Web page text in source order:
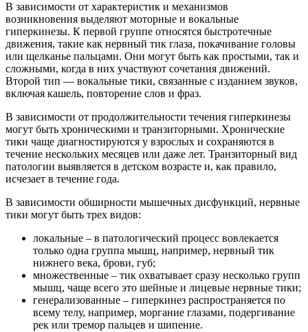
В зависимости от характеристик и механизмов
возникновения выделяют моторные и вокальные
гиперкинезы. К первой группе относятся быстротечные
движения, такие как нервный тик глаза, покачивание головы
или щелканье пальцами. Они могут быть как простыми, так и
сложными, когда в них участвуют сочетания движений.
Второй тип — вокальные тики, связанные с изданием звуков,
включая кашель, повторение слов и фраз.
В зависимости от продолжительности течения гиперкинезы
могут быть хроническими и транзиторными. Хронические
тики чаще диагностируются у взрослых и сохраняются в
течение нескольких месяцев или даже лет. Транзиторный вид
патологии выявляется в детском возрасте и, как правило,
исчезает в течение года.
В зависимости обширности мышечных дисфункций, нервные
тики могут быть трех видов:
локальные – в патологический процесс вовлекается
только одна группа мышц, например, нервный тик
нижнего века, брови, губ;
множественные – тик охватывает сразу несколько групп
мышц, чаще всего это шейные и лицевые нервные тики;
генерализованные – гиперкинез распространяется по
всему телу, например, моргание глазами, подергивание
рек или тремор пальцев и шипение.